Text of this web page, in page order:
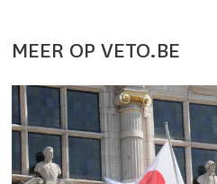
MEER OP VETO.BE